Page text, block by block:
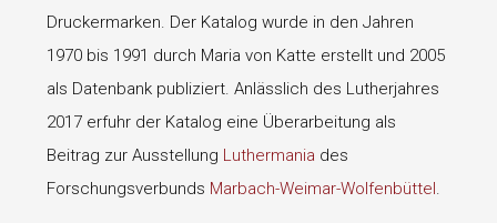
Druckermarken. Der Katalog wurde in den Jahren
1970 bis 1991 durch Maria von Katte erstellt und 2005
als Datenbank publiziert. Anlässlich des Lutherjahres
2017 erfuhr der Katalog eine Überarbeitung als
Beitrag zur Ausstellung Luthermania des
Forschungsverbunds Marbach-Weimar-Wolfenbüttel.